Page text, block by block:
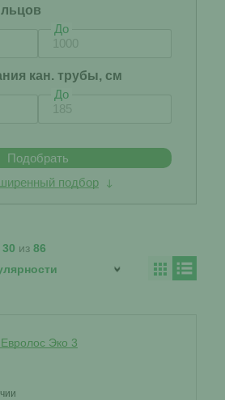
До
кан. трубы, см
До
Подобрать
подбор
30 из 86
Эко 3